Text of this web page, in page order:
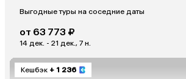
Выгодные туры на соседние даты
от 63 773 ₽
14 дек. - 21 дек., 7 н.
Кешбэк + 1 236